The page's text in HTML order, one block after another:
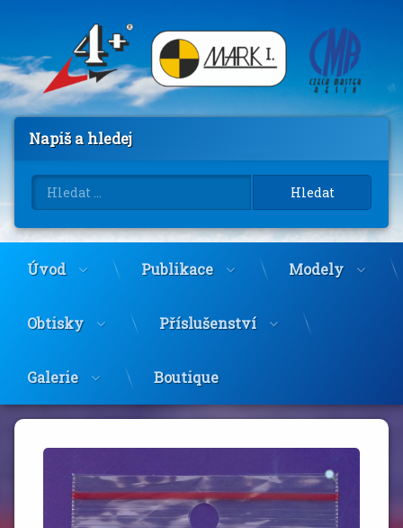
webu
Napiš a hledej
Vyhledávání
Úvod Publikace Modely
Obtisky Příslušenství
Galerie Boutique